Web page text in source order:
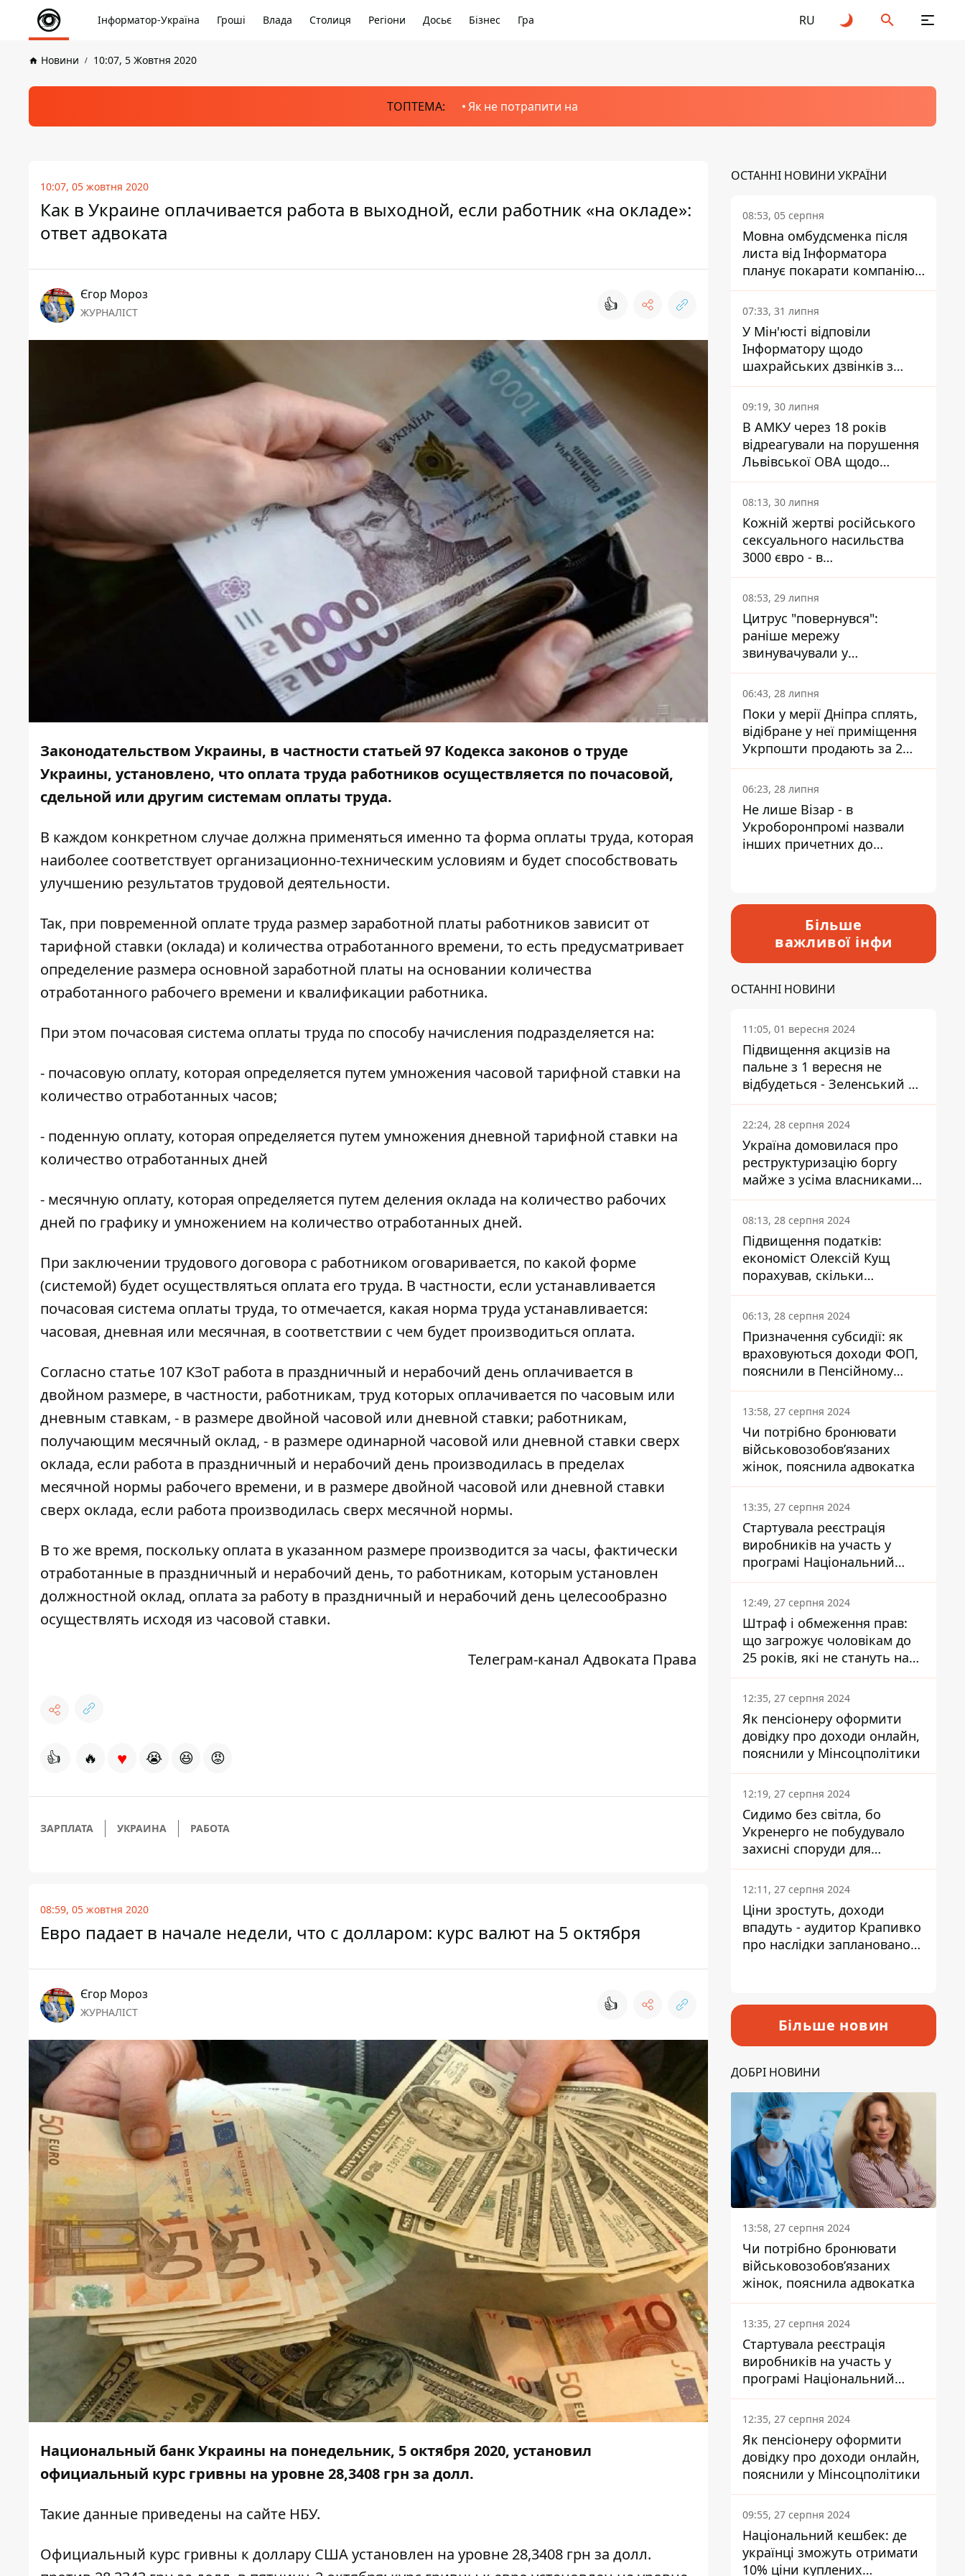
Інформатор-Україна Гроші Влада Столиця Регіони Досьє Бізнес Гра RU
Новини 10:07, 5 Жовтня 2020
ТОПТЕМА: Як не потрапити на
10:07, 05 жовтня 2020
Как в Украине оплачивается работа в выходной, если работник «на окладе»:
ответ адвоката
Єгор Мороз
ЖУРНАЛІСТ 👍
Законодательством Украины, в частности статьей 97 Кодекса законов о труде
Украины, установлено, что оплата труда работников осуществляется по почасовой,
сдельной или другим системам оплаты труда.
В каждом конкретном случае должна применяться именно та форма оплаты труда, которая
наиболее соответствует организационно-техническим условиям и будет способствовать
улучшению результатов трудовой деятельности.
Так, при повременной оплате труда размер заработной платы работников зависит от
тарифной ставки (оклада) и количества отработанного времени, то есть предусматривает
определение размера основной заработной платы на основании количества
отработанного рабочего времени и квалификации работника.
При этом почасовая система оплаты труда по способу начисления подразделяется на:
- почасовую оплату, которая определяется путем умножения часовой тарифной ставки на
количество отработанных часов;
- поденную оплату, которая определяется путем умножения дневной тарифной ставки на
количество отработанных дней
- месячную оплату, которая определяется путем деления оклада на количество рабочих
дней по графику и умножением на количество отработанных дней.
При заключении трудового договора с работником оговаривается, по какой форме
(системой) будет осуществляться оплата его труда. В частности, если устанавливается
почасовая система оплаты труда, то отмечается, какая норма труда устанавливается:
часовая, дневная или месячная, в соответствии с чем будет производиться оплата.
Согласно статье 107 КЗоТ работа в праздничный и нерабочий день оплачивается в
двойном размере, в частности, работникам, труд которых оплачивается по часовым или
дневным ставкам, - в размере двойной часовой или дневной ставки; работникам,
получающим месячный оклад, - в размере одинарной часовой или дневной ставки сверх
оклада, если работа в праздничный и нерабочий день производилась в пределах
месячной нормы рабочего времени, и в размере двойной часовой или дневной ставки
сверх оклада, если работа производилась сверх месячной нормы.
В то же время, поскольку оплата в указанном размере производится за часы, фактически
отработанные в праздничный и нерабочий день, то работникам, которым установлен
должностной оклад, оплата за работу в праздничный и нерабочий день целесообразно
осуществлять исходя из часовой ставки.
Телеграм-канал Адвоката Права
👍 🔥 ♥ 😭 😆 😡
ЗАРПЛАТА УКРАИНА РАБОТА
08:59, 05 жовтня 2020
Евро падает в начале недели, что с долларом: курс валют на 5 октября
Єгор Мороз
ЖУРНАЛІСТ 👍
Национальный банк Украины на понедельник, 5 октября 2020, установил
официальный курс гривны на уровне 28,3408 грн за долл.
Такие данные приведены на сайте НБУ.
Официальный курс гривны к доллару США установлен на уровне 28,3408 грн за долл.
ОСТАННІ НОВИНИ УКРАЇНИ
08:53, 05 серпня
Мовна омбудсменка після
листа від Інформатора
планує покарати компанію-
підрядника ПриватБанку
07:33, 31 липня
У Мін'юсті відповіли
Інформатору щодо
шахрайських дзвінків з
камери Сумського СІЗО так,
що ніхто нічого не зрозумів
09:19, 30 липня
В АМКУ через 18 років
відреагували на порушення
Львівської ОВА щодо
харчування у закладах
освіти
08:13, 30 липня
Кожній жертві російського
сексуального насильства
3000 євро - в
Мінсоцполітики пояснили
Інформатору, звідки на це
гроші
08:53, 29 липня
Цитрус "повернувся":
раніше мережу
звинувачували у
контрабанді техніки та
ухиленні від сплати
податків
06:43, 28 липня
Поки у мерії Дніпра сплять,
відібране у неї приміщення
Укрпошти продають за 2
мільйони
06:23, 28 липня
Не лише Візар - в
Укроборонпромі назвали
інших причетних до
Більше
важливої інфи
ОСТАННІ НОВИНИ
11:05, 01 вересня 2024
Підвищення акцизів на
пальне з 1 вересня не
відбудеться - Зеленський не
підписав закон
22:24, 28 серпня 2024
Україна домовилася про
реструктуризацію боргу
майже з усіма власниками
єврооблігацій: що це
означає для країни
08:13, 28 серпня 2024
Підвищення податків:
економіст Олексій Кущ
порахував, скільки
заплатить кожен українець
06:13, 28 серпня 2024
Призначення субсидії: як
враховуються доходи ФОП,
пояснили в Пенсійному
фонді
13:58, 27 серпня 2024
Чи потрібно бронювати
військовозобов’язаних
жінок, пояснила адвокатка
13:35, 27 серпня 2024
Стартувала реєстрація
виробників на участь у
програмі Національний
кешбек: як це зробити
через портал Дія
12:49, 27 серпня 2024
Штраф і обмеження прав:
що загрожує чоловікам до
25 років, які не стануть на
військовий облік
12:35, 27 серпня 2024
Як пенсіонеру оформити
довідку про доходи онлайн,
пояснили у Мінсоцполітики
12:19, 27 серпня 2024
Сидимо без світла, бо
Укренерго не побудувало
захисні споруди для
енергетики - нардеп
Кучеренко
12:11, 27 серпня 2024
Ціни зростуть, доходи
впадуть - аудитор Крапивко
про наслідки запланованого
Більше новин
ДОБРІ НОВИНИ
13:58, 27 серпня 2024
Чи потрібно бронювати
військовозобов’язаних
жінок, пояснила адвокатка
13:35, 27 серпня 2024
Стартувала реєстрація
виробників на участь у
програмі Національний
кешбек: як це зробити
через портал Дія
12:35, 27 серпня 2024
Як пенсіонеру оформити
довідку про доходи онлайн,
пояснили у Мінсоцполітики
09:55, 27 серпня 2024
Національний кешбек: де
українці зможуть отримати
10% ціни куплених